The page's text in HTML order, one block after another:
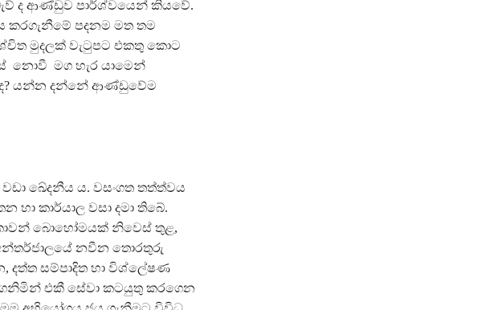
ද ආණ්ඩුව පාර්ශ්වයෙන් කියවේ.
කරගැනීමේ පදනම මත තම
මුදලක් වැටුපට එකතු කොට
නොවී මග හැර යාමෙන්
යන්න දන්නේ ආණ්ඩුවේම
ඛේදනීය ය. වසංගත තත්ත්වය
කාර්යාල වසා දමා තිබේ.
බොහෝමයක් නිවෙස් තුළ,
නවීන තොරතුරු
දත්ත සම්පාදිත හා විශ්ලේෂණ
එකී සේවා කටයුතු කරගෙන